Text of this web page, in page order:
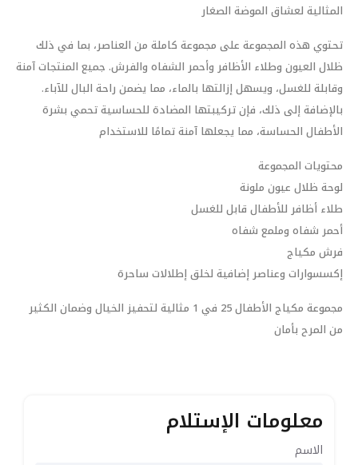
المثالية لعشاق الموضة الصغار
تحتوي هذه المجموعة على مجموعة كاملة من العناصر، بما في ذلك
ظلال العيون وطلاء الأظافر وأحمر الشفاه والفرش. جميع المنتجات آمنة
وقابلة للغسل، ويسهل إزالتها بالماء، مما يضمن راحة البال للآباء.
بالإضافة إلى ذلك، فإن تركيبتها المضادة للحساسية تحمي بشرة
الأطفال الحساسة، مما يجعلها آمنة تمامًا للاستخدام
محتويات المجموعة
لوحة ظلال عيون ملونة
طلاء أظافر للأطفال قابل للغسل
أحمر شفاه وملمع شفاه
فرش مكياج
إكسسوارات وعناصر إضافية لخلق إطلالات ساحرة
مجموعة مكياج الأطفال 25 في 1 مثالية لتحفيز الخيال وضمان الكثير
من المرح بأمان
معلومات الإستلام
الاسم